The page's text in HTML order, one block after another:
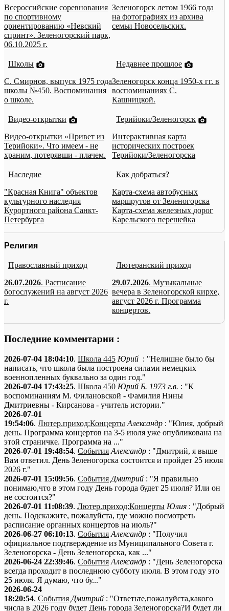
Всероссийские соревнования
по спортивному
ориентированию «Невский
спринт». Зеленогорский парк,
06.10.2025 г.
Зеленогорск летом 1966 года
на фотографиях из архива
семьи Новосельских.
Школы
С. Смирнов, выпуск 1975 года
школы №450. Воспоминания
о школе.
Недавнее прошлое
Зеленогорск конца 1950-х гг. в
воспоминаниях С.
Кашницкой.
Видео-открытки
Видео-открытки «Привет из
Терийоки». Что имеем - не
храним, потерявши - плачем.
Терийоки/Зеленогорск
Интерактивная карта
исторических построек
Терийоки/Зеленогорска
Наследие
"Красная Книга" объектов
культурного наследия
Курортного района Санкт-
Петербурга
Как добраться?
Карта-схема автобусных
маршрутов от Зеленогорска
Карта-схема железных дорог
Карельского перешейка
Религия
Православный приход
26.07.2026. Расписание
богослужений на август 2026
г.
Лютеранский приход
29.07.2026. Музыкальные
вечера в Зеленогорской кирхе,
август 2026 г. Программа
концертов.
Последние комментарии :
2026-07-04 18:04:10. Школа 445 Юрий : "Нелишне было бы
написать, что школа была построена силами немецких
военнопленных буквально за один год."
2026-07-04 17:43:25. Школа 450 Юрий Б. 1973 г.в. : "К
воспоминаниям М. Филановской - Фамилия Нины
Дмитриевны - Кирсанова - учитель истории."
2026-07-01
19:54:06. Лютер.приход:Концерты Александр : "Юлия, добрый
день. Программа концертов на 3-5 июля уже опубликована на
этой страничке. Программа на ..."
2026-07-01 19:48:54. События Александр : "Дмитрий, я выше
Вам ответил. День Зеленогорска состоится и пройдет 25 июля
2026 г."
2026-07-01 15:09:56. События Дмитрий : "Я правильно
понимаю,что в этом году День города будет 25 июля? Или он
не состоится?"
2026-07-01 11:08:39. Лютер.приход:Концерты Юлия : "Добрый
день. Подскажите, пожалуйста, где можно посмотреть
расписание органных концертов на июль?"
2026-06-27 06:10:13. События Александр : "Получил
официальное подтверждение из Муниципального Совета г.
Зеленогорска - День Зеленогорска, как ..."
2026-06-24 22:39:46. События Александр : "День Зеленогорска
всегда проходит в последнюю субботу июля. В этом году это
25 июля. Я думаю, что бу..."
2026-06-24
18:20:54. События Дмитрий : "Ответьте,пожалуйста,какого
числа в 2026 году будет День города Зеленогорска?И будет ли